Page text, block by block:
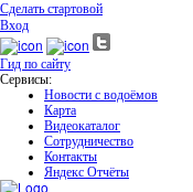
Сделать стартовой
Вход
Гид по сайту
Сервисы:
Новости с водоёмов
Карта
Видеокаталог
Сотрудничество
Контакты
Яндекс Отчёты